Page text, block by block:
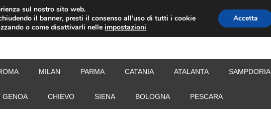
CALCIOMERCATO
MILAN PARMA CATANIA ATALANTA SAMPDORIA
GENOA CHIEVO SIENA BOLOGNA PESCARA
sul nostro sito web.
il banner, presti il consenso all’uso di tutti i cookie
o come disattivarli nelleimpostazioni
Accetta